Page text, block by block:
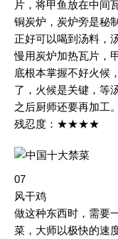
片，将甲鱼放在中间
铜炭炉，炭炉旁是秘
正好可以喝到汤料，
慢用炭炉加热瓦片，
底根本掌握不好火候
了，火候是关键，等
之后厨师还要再加工。
残忍度：★★★★
07
风干鸡
做这种东西时，需要
菜，大师以极快的速